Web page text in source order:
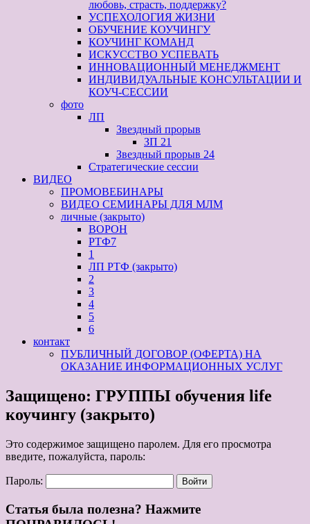
любовь, страсть, поддержку?
УСПЕХОЛОГИЯ ЖИЗНИ
ОБУЧЕНИЕ КОУЧИНГУ
КОУЧИНГ КОМАНД
ИСКУССТВО УСПЕВАТЬ
ИННОВАЦИОННЫЙ МЕНЕДЖМЕНТ
ИНДИВИДУАЛЬНЫЕ КОНСУЛЬТАЦИИ И
КОУЧ-СЕССИИ
фото
ЛП
Звездный прорыв
ЗП 21
Звездный прорыв 24
Стратегические сессии
ВИДЕО
ПРОМОВЕБИНАРЫ
ВИДЕО СЕМИНАРЫ ДЛЯ МЛМ
личные (закрыто)
ВОРОН
РТФ7
1
ЛП РТФ (закрыто)
2
3
4
5
6
контакт
ПУБЛИЧНЫЙ ДОГОВОР (ОФЕРТА) НА
ОКАЗАНИЕ ИНФОРМАЦИОННЫХ УСЛУГ
Защищено: ГРУППЫ обучения life
коучингу (закрыто)
Это содержимое защищено паролем. Для его просмотра
введите, пожалуйста, пароль:
Пароль:
Статья была полезна? Нажмите